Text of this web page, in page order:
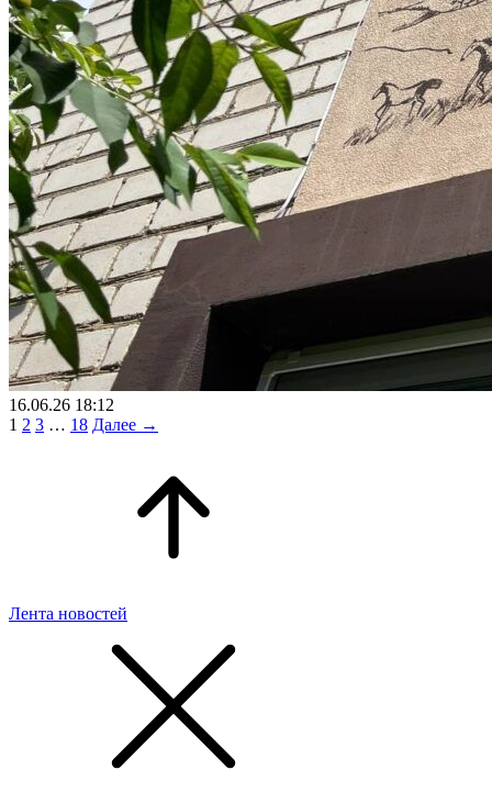
16.06.26 18:12
1 2 3 … 18 Далее →
Лента новостей